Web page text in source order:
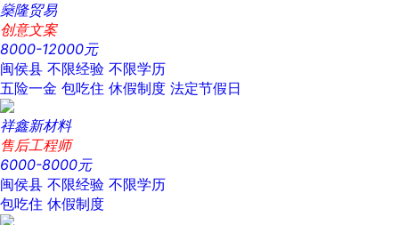
燊隆贸易
创意文案
8000-12000元
闽侯县 不限经验 不限学历
五险一金 包吃住 休假制度 法定节假日
祥鑫新材料
售后工程师
6000-8000元
闽侯县 不限经验 不限学历
包吃住 休假制度